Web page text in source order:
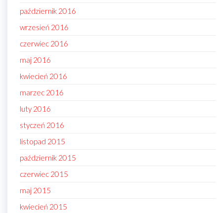
październik 2016
wrzesień 2016
czerwiec 2016
maj 2016
kwiecień 2016
marzec 2016
luty 2016
styczeń 2016
listopad 2015
październik 2015
czerwiec 2015
maj 2015
kwiecień 2015